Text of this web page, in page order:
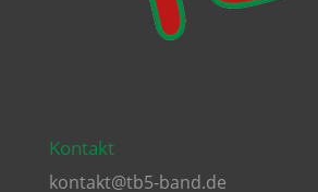
Kontakt
kontakt@tb5-band.de